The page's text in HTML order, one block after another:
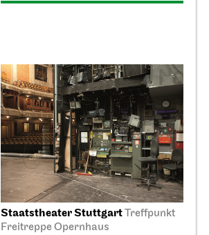
Staatstheater StuttgartTreffpunkt
Freitreppe Opernhaus